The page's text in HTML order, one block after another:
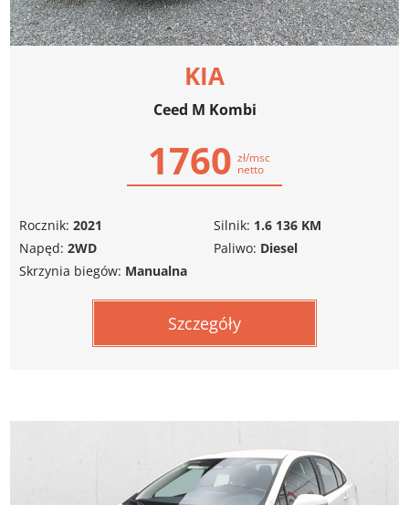
KIA
Ceed M Kombi
1760 zł/msc
netto
Rocznik: 2021
Napęd: 2WD
Silnik: 1.6 136 KM
Paliwo: Diesel
Skrzynia biegów: Manualna
Szczegóły